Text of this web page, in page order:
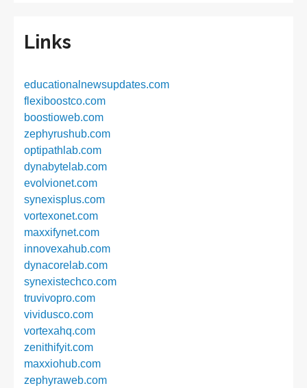
Links
educationalnewsupdates.com
flexiboostco.com
boostioweb.com
zephyrushub.com
optipathlab.com
dynabytelab.com
evolvionet.com
synexisplus.com
vortexonet.com
maxxifynet.com
innovexahub.com
dynacorelab.com
synexistechco.com
truvivopro.com
vividusco.com
vortexahq.com
zenithifyit.com
maxxiohub.com
zephyraweb.com